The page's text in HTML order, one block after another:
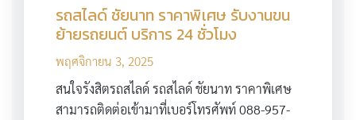
รถสไลด์ ชัยนาท ราคาพิเศษ รับงานขน
ย้ายรถยนต์ บริการ 24 ชั่วโมง
พฤศจิกายน 3, 2025
สนใจรังสิตรถสไลด์ รถสไลด์ ชัยนาท ราคาพิเศษ
สามารถติดต่อเข้ามาที่เบอร์โทรศัพท์ 088-957-